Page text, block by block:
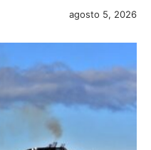
agosto 5, 2026